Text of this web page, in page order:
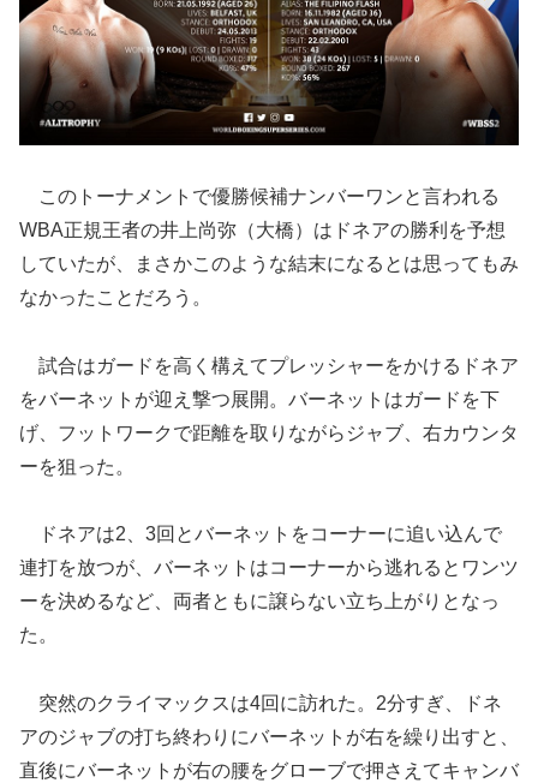
このトーナメントで優勝候補ナンバーワンと言われる
WBA正規王者の井上尚弥（大橋）はドネアの勝利を予想
していたが、まさかこのような結末になるとは思ってもみ
なかったことだろう。
試合はガードを高く構えてプレッシャーをかけるドネア
をバーネットが迎え撃つ展開。バーネットはガードを下
げ、フットワークで距離を取りながらジャブ、右カウンタ
ーを狙った。
ドネアは2、3回とバーネットをコーナーに追い込んで
連打を放つが、バーネットはコーナーから逃れるとワンツ
ーを決めるなど、両者ともに譲らない立ち上がりとなっ
た。
突然のクライマックスは4回に訪れた。2分すぎ、ドネ
アのジャブの打ち終わりにバーネットが右を繰り出すと、
直後にバーネットが右の腰をグローブで押さえてキャンバ